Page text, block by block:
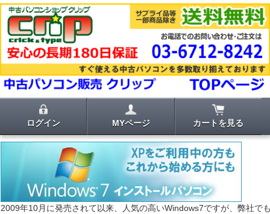
ログイン MYページ カートを見る
2009年10月に発売されて以来、人気の高いWindows7ですが、弊社で